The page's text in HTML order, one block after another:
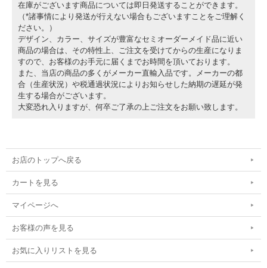
在庫がございます商品については即日発送することができます。
（*諸事情により発送が行えない場合もございますことをご理解く
ださい。）
デザイン、カラー、サイズが豊富なセミオーダーメイド品に近い
商品の場合は、その特性上、ご注文を受けてからの生産になりま
すので、お客様のお手元に届くまでお時間を頂いております。
また、当店の商品の多くがメーカー直輸入品です。メーカーの都
合（生産状況）や税通過状況によりお知らせした納期の遅延が発
生する場合がございます。
大変恐れ入りますが、何卒ご了承の上ご注文をお願い致します。
お店のトップへ戻る
カートを見る
マイページへ
お客様の声を見る
お気に入りリストを見る